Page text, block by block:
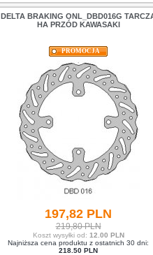
DELTA BRAKING ONL_DBD016G
HA PRZÓD KAWASAKI
PROMOCJA
197,82 PLN
219,80 PLN
Koszt wysyłki od: 12.00 PLN
Najniższa cena produktu z ostatnich 30 dni:
218.50 PLN